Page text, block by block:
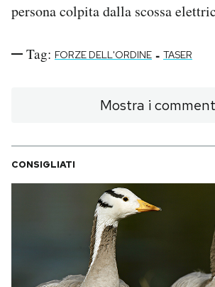
persona colpita dalla scossa
Tag: FORZE DELL'ORDINE - TASER
Mostra i
CONSIGLIATI